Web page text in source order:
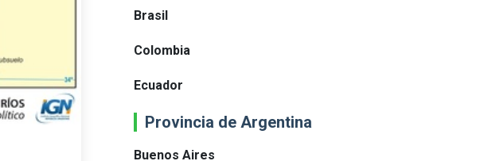
Brasil
Colombia
Ecuador
Provincia de Argentina
Buenos Aires